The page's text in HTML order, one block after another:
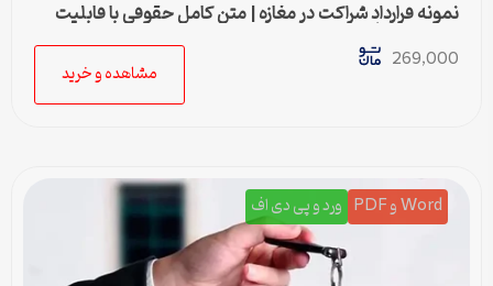
نمونه قرارداد شراکت در مغازه | متن کامل حقوقی با قابلیت
ویرایش و چاپ
269,000
مشاهده و خرید
Word و PDF ورد و پی دی اف